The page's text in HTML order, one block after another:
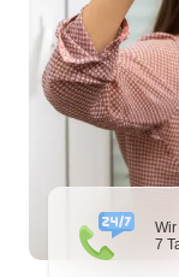
7